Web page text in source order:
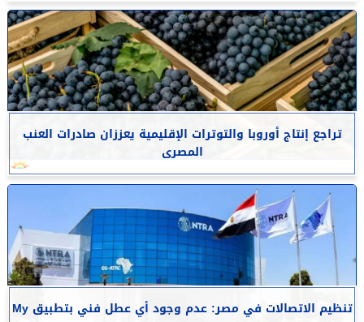
تراجع إنتاج أوروبا والتوترات الإقليمية يعززان صادرات العنب
المصرى
تنظيم الاتصالات في مصر: عدم وجود أي عطل فني بتطبيق My